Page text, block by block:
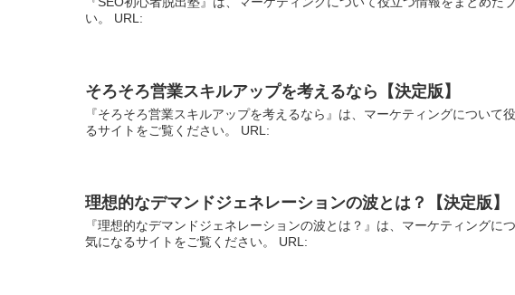
い。 URL:
そろそろ営業スキルアップを考えるなら【決定版】
『そろそろ営業スキルアップを考えるなら』は、マーケティングについて
るサイトをご覧ください。 URL:
理想的なデマンドジェネレーションの波とは？【決定版】
『理想的なデマンドジェネレーションの波とは？』は、マーケティングに
気になるサイトをご覧ください。 URL: